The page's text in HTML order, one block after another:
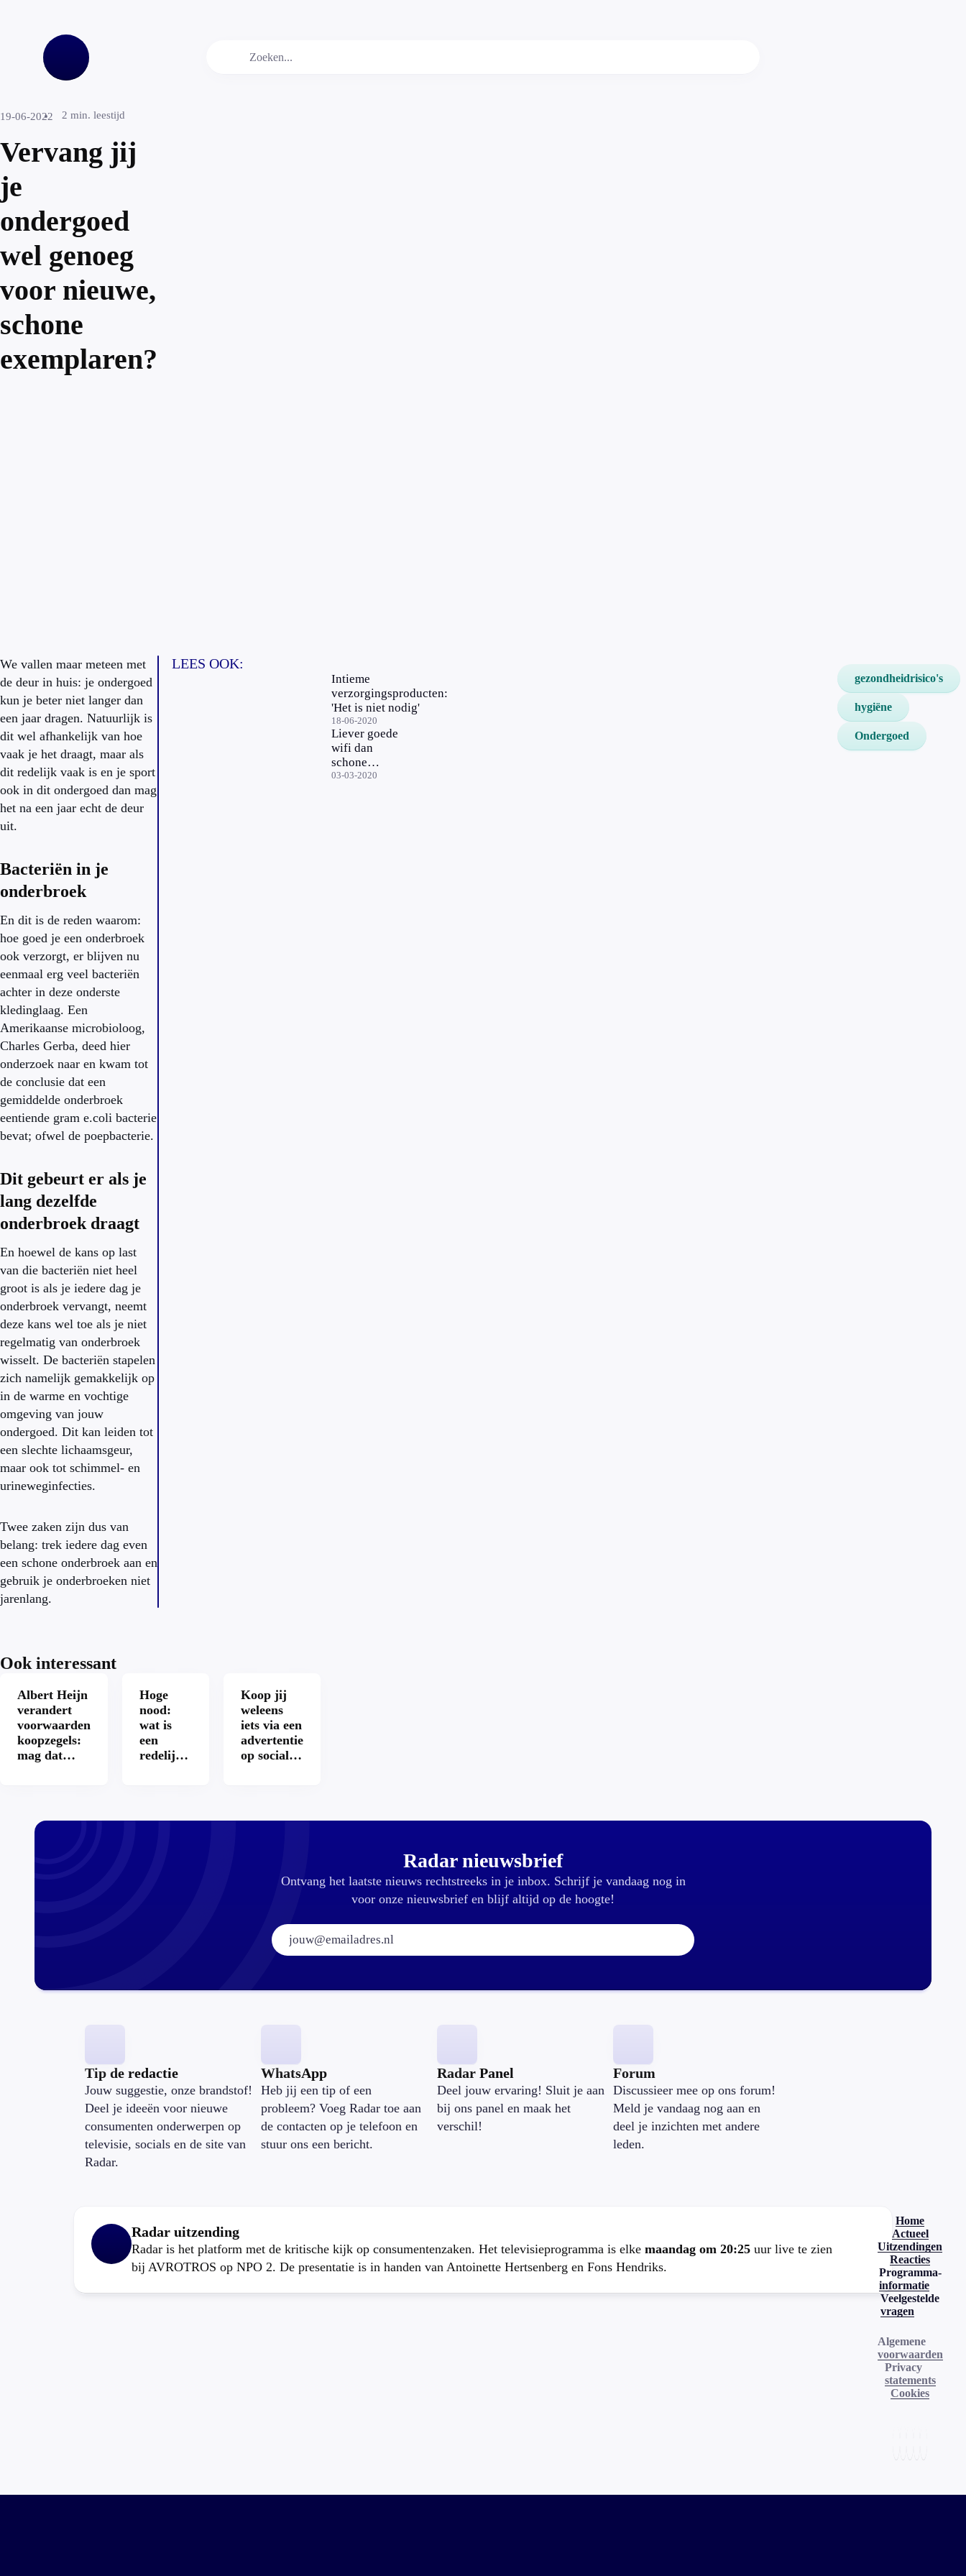
19-06-2022 2 min. leestijd
Vervang jij
je
ondergoed
wel genoeg
voor nieuwe,
schone
exemplaren?
We vallen maar meteen met
de deur in huis: je ondergoed
kun je beter niet langer dan
een jaar dragen. Natuurlijk is
dit wel afhankelijk van hoe
vaak je het draagt, maar als
dit redelijk vaak is en je sport
ook in dit ondergoed dan mag
het na een jaar echt de deur
uit.
Bacteriën in je
onderbroek
En dit is de reden waarom:
hoe goed je een onderbroek
ook verzorgt, er blijven nu
eenmaal erg veel bacteriën
achter in deze onderste
kledinglaag. Een
Amerikaanse microbioloog,
Charles Gerba, deed hier
onderzoek naar en kwam tot
de conclusie dat een
gemiddelde onderbroek
eentiende gram e.coli bacterie
bevat; ofwel de poepbacterie.
Dit gebeurt er als je
lang dezelfde
onderbroek draagt
En hoewel de kans op last
van die bacteriën niet heel
groot is als je iedere dag je
onderbroek vervangt, neemt
deze kans wel toe als je niet
regelmatig van onderbroek
wisselt. De bacteriën stapelen
zich namelijk gemakkelijk op
in de warme en vochtige
omgeving van jouw
ondergoed. Dit kan leiden tot
een slechte lichaamsgeur,
maar ook tot schimmel- en
urineweginfecties.
Twee zaken zijn dus van
belang: trek iedere dag even
een schone onderbroek aan en
gebruik je onderbroeken niet
jarenlang.
LEES OOK:
Intieme
verzorgingsproducten:
'Het is niet nodig'
18-06-2020
Liever goede
wifi dan
schone
onderbroeken
03-03-2020
gezondheidrisico's
hygiëne
Ondergoed
Ook interessant
Albert Heijn
verandert
voorwaarden
koopzegels:
mag dat
Hoge
nood:
wat is
een
redelijke
Koop jij
weleens
iets via een
advertentie
op sociale
Radar nieuwsbrief
Ontvang het laatste nieuws rechtstreeks in je inbox. Schrijf je vandaag nog in
voor onze nieuwsbrief en blijf altijd op de hoogte!
E-mailadres:
Tip de redactie
Jouw suggestie, onze brandstof!
Deel je ideeën voor nieuwe
consumenten onderwerpen op
televisie, socials en de site van
Radar.
WhatsApp
Heb jij een tip of een
probleem? Voeg Radar toe aan
de contacten op je telefoon en
stuur ons een bericht.
Radar Panel
Deel jouw ervaring! Sluit je aan
bij ons panel en maak het
verschil!
Forum
Discussieer mee op ons forum!
Meld je vandaag nog aan en
deel je inzichten met andere
leden.
Radar uitzending
Radar is het platform met de kritische kijk op consumentenzaken. Het televisieprogramma is elke maandag om 20:25 uur live te zien
bij AVROTROS op NPO 2. De presentatie is in handen van Antoinette Hertsenberg en Fons Hendriks.
Home
Actueel
Uitzendingen
Reacties
Programma-
informatie
Veelgestelde
vragen
Algemene
voorwaarden
Privacy
statements
Cookies